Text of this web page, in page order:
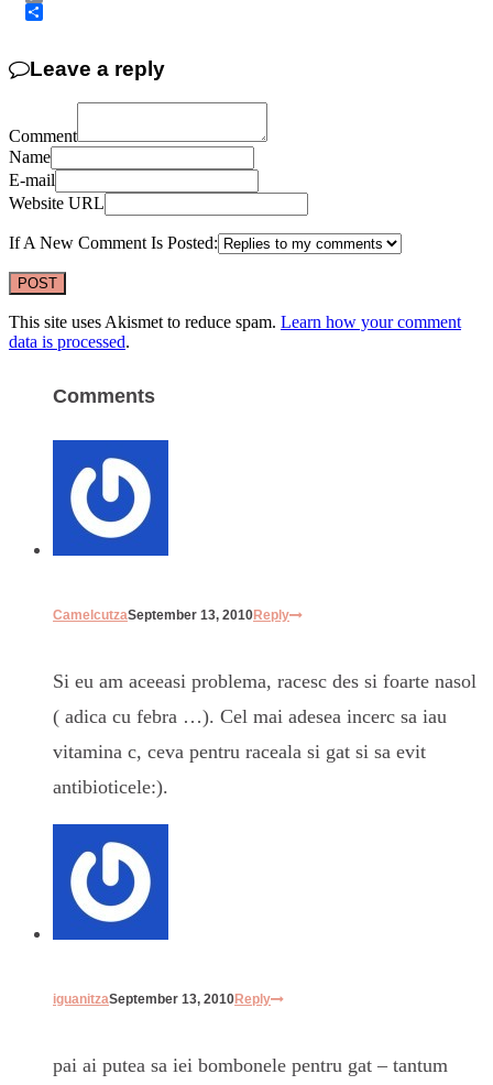
Copy
Leave a reply
Comment
Name
E-mail
Website URL
If A New Comment Is Posted:
This site uses Akismet to reduce spam. Learn how your comment
data is processed.
Comments
CamelcutzaSeptember 13, 2010Reply
Si eu am aceeasi problema, racesc des si foarte nasol
( adica cu febra …). Cel mai adesea incerc sa iau
vitamina c, ceva pentru raceala si gat si sa evit
antibioticele:).
iguanitzaSeptember 13, 2010Reply
pai ai putea sa iei bombonele pentru gat – tantum